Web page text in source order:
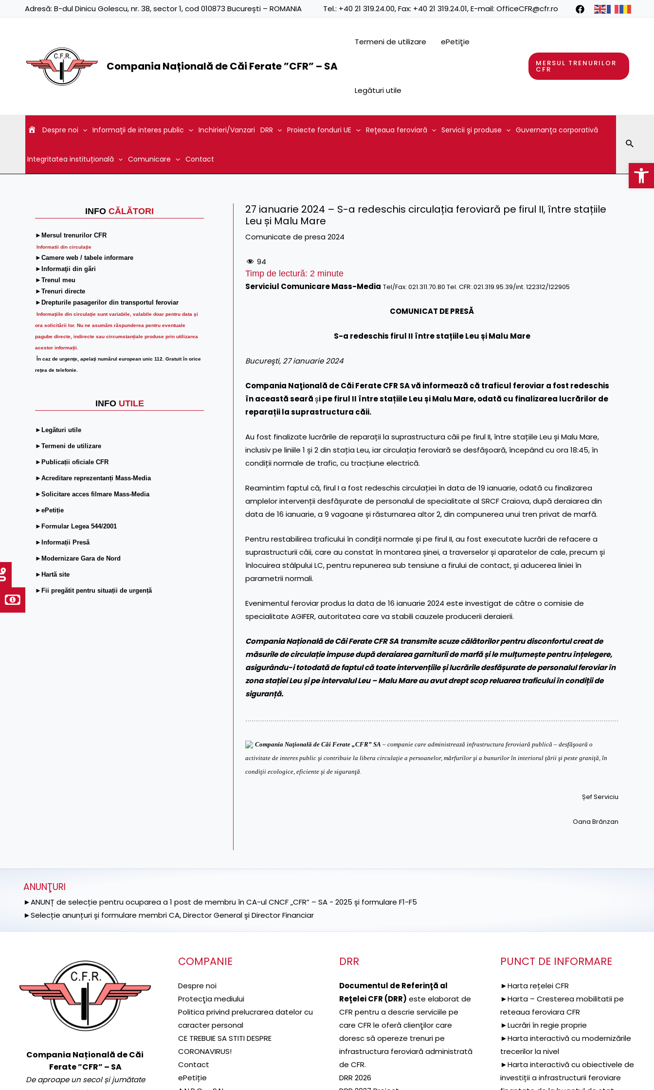
Adresă: B-dul Dinicu Golescu, nr. 38, sector 1, cod 010873 București – ROMANIA Tel.: +40 21 319.24.00, Fax: +40 21 319.24.01, E-mail: OfficeCFR@cfr.ro
Compania Națională de Căi Ferate ”CFR” – SA
Termeni de utilizare ePetiţie
Legături utile
MERSUL TRENURILOR
CFR
Despre noi Informaţii de interes public Inchirieri/Vanzari DRR Proiecte fonduri UE Reţeaua feroviară Servicii şi produse Guvernanţa corporativă
Integritatea instituțională Comunicare Contact
INFO CĂLĂTORI
►Mersul trenurilor CFR
Informatii din circulaţie
►Camere web / tabele informare
►Informaţii din gări
►Trenul meu
►Trenuri directe
►Drepturile pasagerilor din transportul feroviar
Informaţiile din circulaţie sunt variabile, valabile doar pentru data şi
ora solicitării lor. Nu ne asumăm răspunderea pentru eventuale
pagube directe, indirecte sau circumstanțiale produse prin utilizarea
acestor informații.
În caz de urgenţe, apelaţi numărul european unic 112. Gratuit în orice
reţea de telefonie.
INFO UTILE
►Legături utile
►Termeni de utilizare
►Publicații oficiale CFR
►Acreditare reprezentanți Mass-Media
►Solicitare acces filmare Mass-Media
►ePetiție
►Formular Legea 544/2001
►Informații Presă
►Modernizare Gara de Nord
►Hartă site
►Fii pregătit pentru situații de urgență
27 ianuarie 2024 – S-a redeschis circulația feroviară pe firul II, între stațiile
Leu și Malu Mare
Comunicate de presa 2024
94
Timp de lectură: 2 minute
Serviciul Comunicare Mass-Media Tel/Fax: 021.311.70.80 Tel. CFR:.021.319.95.39/int. 122312/122905
COMUNICAT DE PRESĂ
S-a redeschis firul II între stațiile Leu și Malu Mare
Bucureşti, 27 ianuarie 2024
Compania Naţională de Căi Ferate CFR SA vă informează că traficul feroviar a fost redeschis
în această searăși pe firul II între stațiile Leu și Malu Mare, odată cu finalizarea lucrărilor de
reparații la suprastructura căii.
Au fost finalizate lucrările de reparații la suprastructura căii pe firul II, între stațiile Leu și Malu Mare,
inclusiv pe liniile 1 și 2 din stația Leu, iar circulația feroviară se desfășoară, începând cu ora 18:45, în
condiții normale de trafic, cu tracțiune electrică.
Reamintim faptul că, firul I a fost redeschis circulației în data de 19 ianuarie, odată cu finalizarea
amplelor intervenții desfășurate de personalul de specialitate al SRCF Craiova, după deraiarea din
data de 16 ianuarie, a 9 vagoane și răsturnarea altor 2, din compunerea unui tren privat de marfă.
Pentru restabilirea traficului în condiții normale și pe firul II, au fost executate lucrări de refacere a
suprastructurii căii, care au constat în montarea șinei, a traverselor și aparatelor de cale, precum și
înlocuirea stâlpului LC, pentru repunerea sub tensiune a firului de contact, și aducerea liniei în
parametrii normali.
Evenimentul feroviar produs la data de 16 ianuarie 2024 este investigat de către o comisie de
specialitate AGIFER, autoritatea care va stabili cauzele producerii deraierii.
Compania Națională de Căi Ferate CFR SA transmite scuze călătorilor pentru disconfortul creat de
măsurile de circulație impuse după deraiarea garniturii de marfă și le mulțumește pentru înțelegere,
asigurându-i totodată de faptul că toate intervențiile și lucrările desfășurate de personalul feroviar în
zona stației Leu și pe intervalul Leu – Malu Mare au avut drept scop reluarea traficului în condiții de
siguranță.
Compania Naţională de Căi Ferate „CFR” SA – companie care administrează infrastructura feroviară publică – desfăşoară o
activitate de interes public şi contribuie la libera circulaţie a persoanelor, mărfurilor şi a bunurilor în interiorul ţării şi peste graniţă, în
condiţii ecologice, eficiente şi de siguranţă.
Șef Serviciu
Oana Brânzan
ANUNŢURI
►ANUNȚ de selecție pentru ocuparea a 1 post de membru în CA-ul CNCF „CFR” – SA - 2025 și formulare F1-F5
►Selecție anunțuri și formulare membri CA, Director General și Director Financiar
Compania Națională de Căi
Ferate ”CFR” – SA
De aproape un secol și jumătate
COMPANIE
Despre noi
Protecţia mediului
Politica privind prelucrarea datelor cu
caracter personal
CE TREBUIE SA STITI DESPRE
CORONAVIRUS!
Contact
ePetiție
DRR
Documentul de Referinţă al
Reţelei CFR (DRR) este elaborat de
CFR pentru a descrie serviciile pe
care CFR le oferă clienţilor care
doresc să opereze trenuri pe
infrastructura feroviară administrată
de CFR.
DRR 2026
PUNCT DE INFORMARE
►Harta rețelei CFR
►Harta – Cresterea mobilitatii pe
reteaua feroviara CFR
►Lucrări în regie proprie
►Harta interactivă cu modernizările
trecerilor la nivel
►Harta interactivă cu obiectivele de
investiții a infrastructurii feroviare